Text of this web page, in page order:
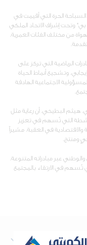
الحرة التي أقيمت في
بي" وتحت إشراف الاتحاد الملكي
من مختلف الفئات العمرية،
الرياضية التي تركز على
وتشجيع أنماط الحياة
الاجتماعية الهادفة
هيثم البطيخي، أن رعاية مثل
التي تُسهم في تعزيز
والاقتصادية في العقبة، مشيراً
ومنتج.
عبر مبادراته المتنوعة،
تُسهم في الارتقاء بالمجتمع